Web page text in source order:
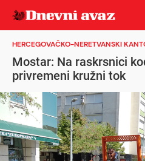
HERCEGOVAČKO-NERETVANSKI
Mostar: Na raskrsnici
privremeni kružni tok